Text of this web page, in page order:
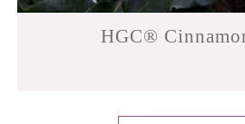
HGC®